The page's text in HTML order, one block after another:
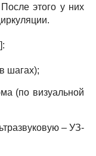
этого у них
шагах);
(по визуальной
– УЗ-